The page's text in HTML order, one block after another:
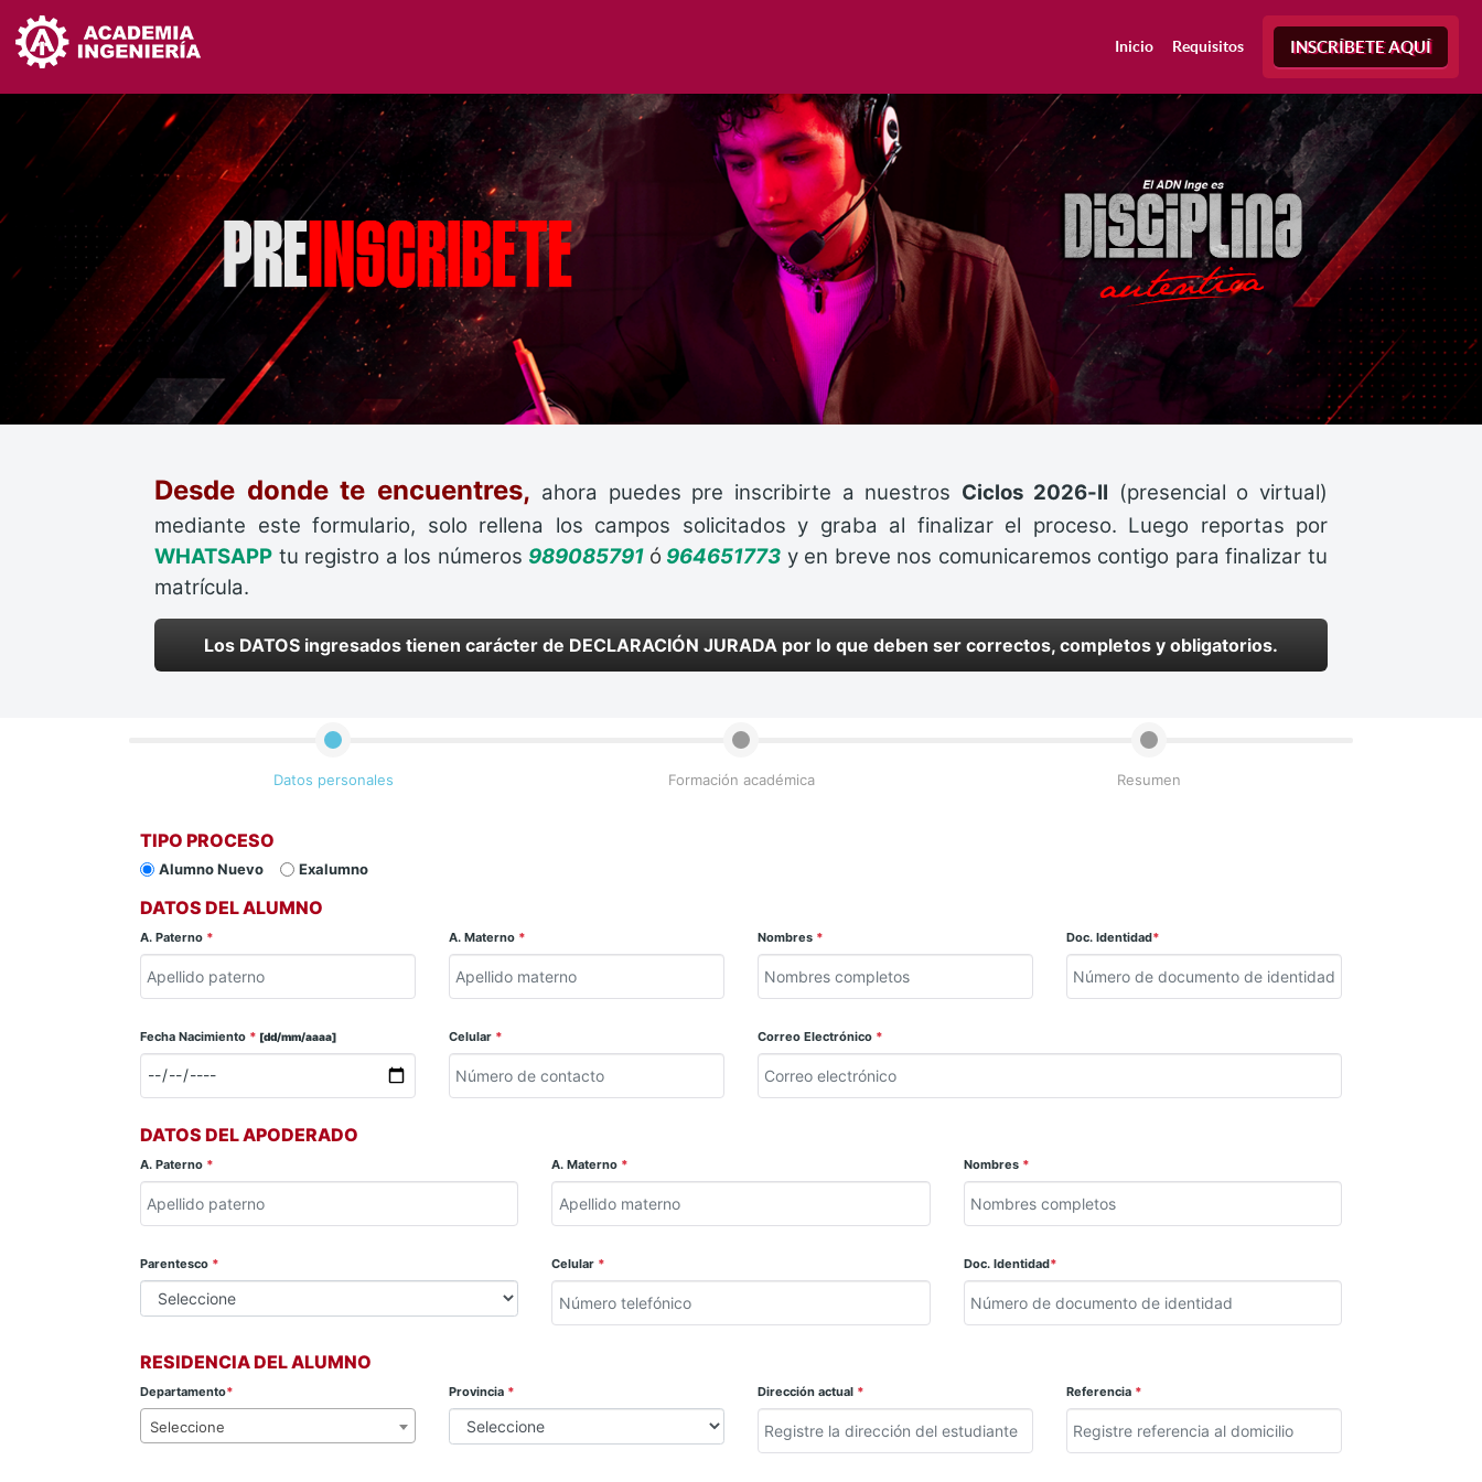
Inicio Requisitos INSCRÍBETE AQUÍ
Desde donde te encuentres, ahora puedes pre inscribirte a nuestros Ciclos 2026-II (presencial o virtual)
mediante este formulario, solo rellena los campos solicitados y graba al finalizar el proceso. Luego reportas por
WHATSAPP tu registro a los números 989085791 ó 964651773 y en breve nos comunicaremos contigo para finalizar tu
matrícula.
Los DATOS ingresados tienen carácter de DECLARACIÓN JURADA por lo que deben ser correctos, completos y obligatorios.
Datos personales Formación académica Resumen
TIPO PROCESO
Alumno Nuevo Exalumno
DATOS DEL ALUMNO
A. Paterno * A. Materno * Nombres * Doc. Identidad*
Fecha Nacimiento * [dd/mm/aaaa] Celular * Correo Electrónico *
DATOS DEL APODERADO
A. Paterno * A. Materno * Nombres *
Parentesco * Celular * Doc. Identidad*
RESIDENCIA DEL ALUMNO
Departamento*
Seleccione
Provincia * Dirección actual * Referencia *